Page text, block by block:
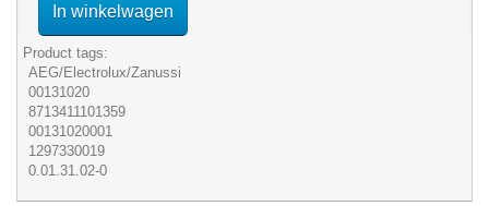
In winkelwagen
Product tags:
AEG/Electrolux/Zanussi
00131020
8713411101359
00131020001
1297330019
0.01.31.02-0